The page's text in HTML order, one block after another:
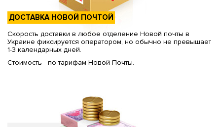
ДОСТАВКА НОВОЙ ПОЧТОЙ
Скорость доставки в любое отделение Новой почты в
Украине фиксируется оператором, но обычно не превышает
1-3 календарных дней.
Стоимость - по тарифам Новой Почты.